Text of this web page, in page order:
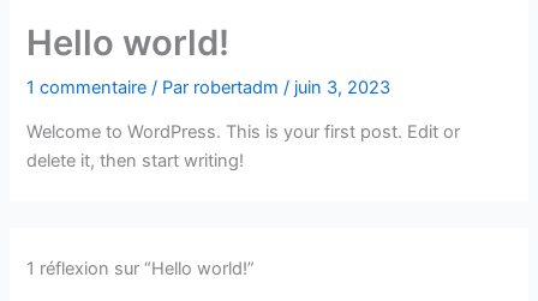
Hello world!
1 commentaire / Par robertadm/ juin 3, 2023
Welcome to WordPress. This is your first post. Edit or
delete it, then start writing!
1 réflexion sur “Hello world!”